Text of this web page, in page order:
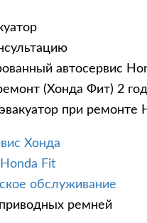
автосервис
(Хонда Фит) 2
при ремонте
Хонда
Fit
обслуживание
ремней